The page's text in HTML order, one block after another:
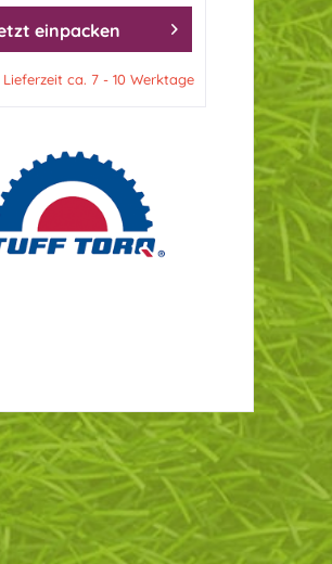
einpacken
Lieferzeit ca. 7 - 10 Werktage